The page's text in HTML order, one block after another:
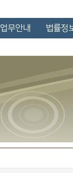
업무안내 법률정